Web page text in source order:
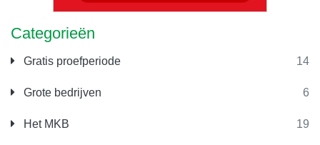
Categorieën
Gratis proefperiode 14
Grote bedrijven 6
Het MKB 19